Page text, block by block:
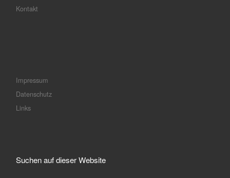
Kontakt
Impressum
Datenschutz
Links
Suchen auf dieser Website